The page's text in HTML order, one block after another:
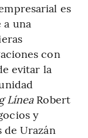
es
a una
con
evitar la
LíneaRobert
y
de Urazán